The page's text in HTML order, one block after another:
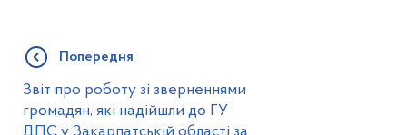
Попередня
Звіт про роботу зі зверненнями
громадян, які надійшли до ГУ
ДПС у Закарпатській області за